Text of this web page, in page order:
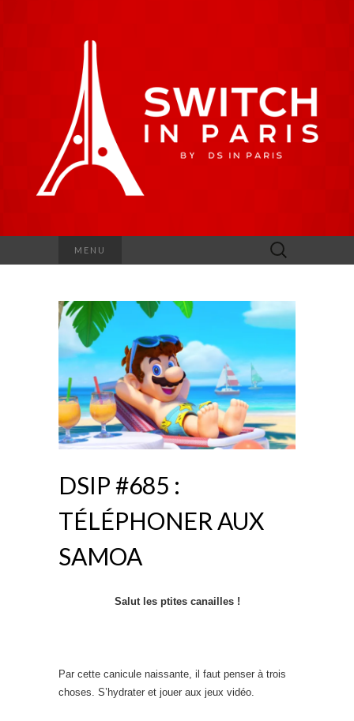
MENU Rechercher :
DSIP #685 :
TÉLÉPHONER AUX
SAMOA
Salut les ptites canailles !
Par cette canicule naissante, il faut penser à trois
choses. S’hydrater et jouer aux jeux vidéo.